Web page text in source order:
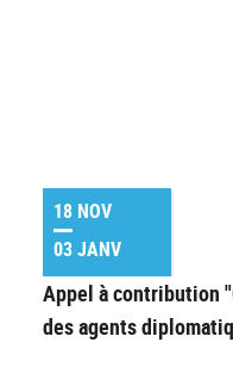
18 NOV
03 JANV
Appel à contribution
des agents